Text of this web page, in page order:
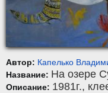
Автор: Капелько
Название: На озере
Описание: 1981г.,